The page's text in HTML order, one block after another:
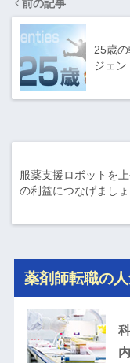
前の記事
25歳
ジェン
服薬支援ロボットを
の利益につなげましょ
薬剤師転職の